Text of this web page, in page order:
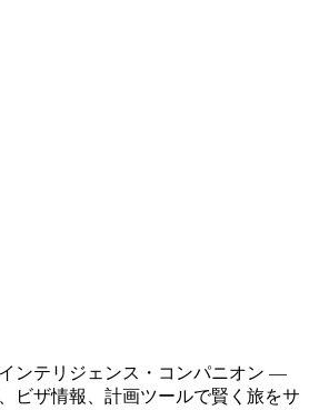
ンテリジェンス・コンパニオン —
ビザ情報、計画ツールで賢く旅をサ